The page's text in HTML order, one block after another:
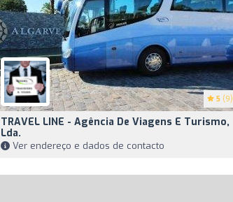
5 (9)
TRAVEL LINE - Agência De Viagens E Turismo,
Lda.
Ver endereço e dados de contacto